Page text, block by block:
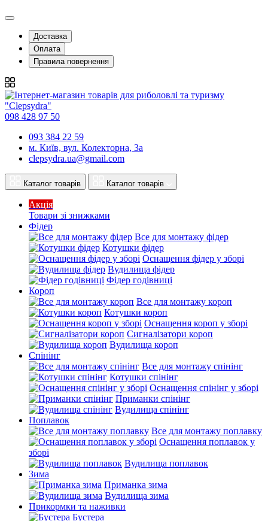
Доставка
Оплата
Правила повернення
098 428 97 50
093 384 22 59
м. Київ, вул. Колекторна, 3а
clepsydra.ua@gmail.com
Каталог товарів Каталог товарів
Акція
Товари зі знижками
Фідер
Все для монтажу фідер
Котушки фідер
Оснащення фідер у зборі
Вудилища фідер
Фідер годівниці
Короп
Все для монтажу короп
Котушки короп
Оснащення короп у зборі
Сигналізатори короп
Вудилища короп
Спінінг
Все для монтажу спінінг
Котушки спінінг
Оснащення спінінг у зборі
Приманки спінінг
Вудилища спінінг
Поплавок
Все для монтажу поплавку
Оснащення поплавок у
зборі
Вудилища поплавок
Зима
Приманка зима
Вудилища зима
Прикормки та наживки
Бустера